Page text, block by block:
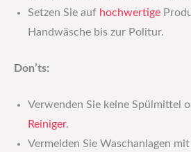
Setzen Sie auf hochwertige
Handwäsche bis zur Politur.
Don’ts:
Verwenden Sie keine Spülmittel
Reiniger.
Vermeiden Sie Waschanlagen